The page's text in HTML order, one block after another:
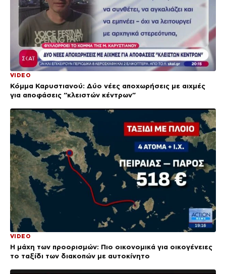
VIDEO
Κόμμα Καρυστιανού: Δύο νέες αποχωρήσεις με αιχμές
για αποφάσεις “κλειστών κέντρων”
VIDEO
Η μάχη των προορισμών: Πιο οικονομικά για οικογένειες
το ταξίδι των διακοπών με αυτοκίνητο